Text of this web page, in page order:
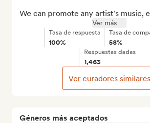
Géneros más aceptados
We can promote any artist's music,
Ver más
Tasa de respuesta
100%
Tasa de
58%
Respuestas dadas
1,463
Ver curadores similares